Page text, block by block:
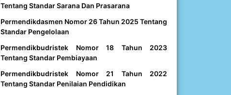
Tentang Standar Sarana Dan Prasarana
Permendikdasmen Nomor 26 Tahun 2025 Tentang
Standar Pengelolaan
Permendikbudristek Nomor 18 Tahun 2023
Tentang Standar Pembiayaan
Permendikbudristek Nomor 21 Tahun 2022
Tentang Standar Penilaian Pendidikan